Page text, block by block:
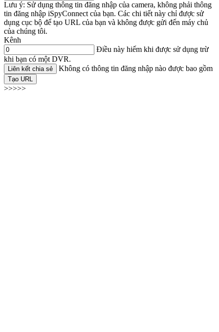
Lưu ý: Sử dụng thông tin đăng nhập của camera, không phải thông
tin đăng nhập iSpyConnect của bạn. Các chi tiết này chỉ được sử
dụng cục bộ để tạo URL của bạn và không được gửi đến máy chủ
của chúng tôi.
Kênh
Điều này hiếm khi được sử dụng trừ
khi bạn có một DVR.
Liên kết chia sẻ Không có thông tin đăng nhập nào được bao gồm
Tạo URL
>>>>>